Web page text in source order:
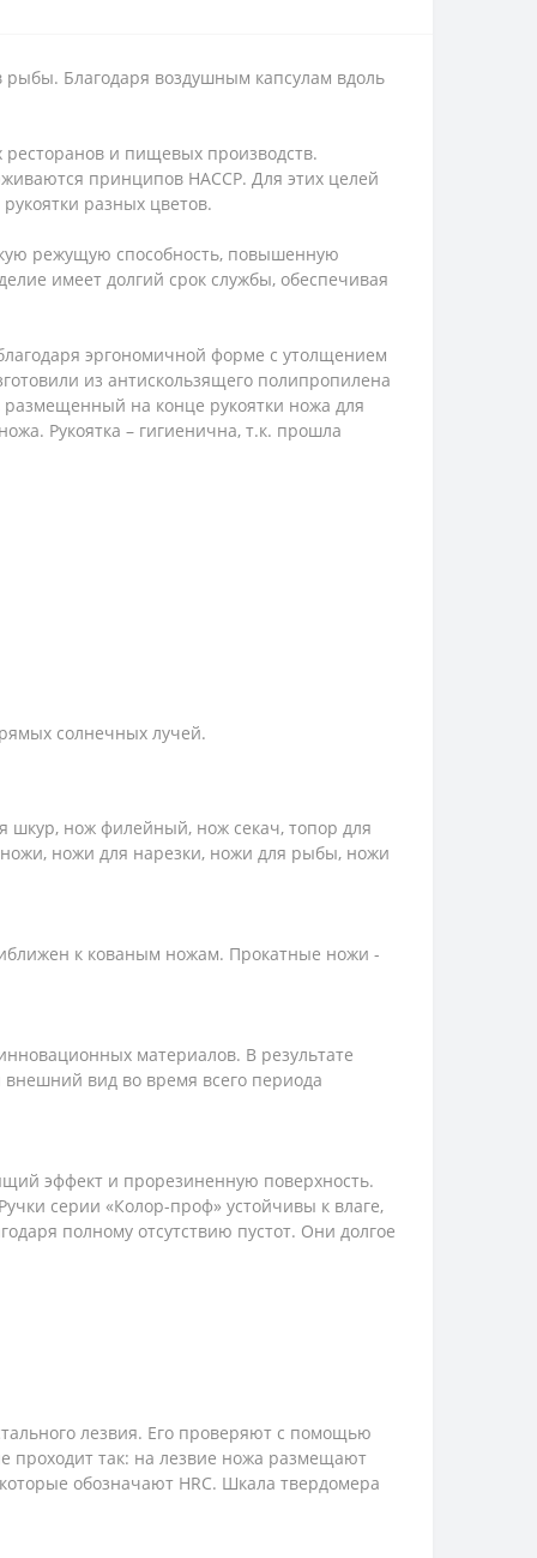
рыбы. Благодаря воздушным капсулам вдоль
и пищевых производств.
принципов HACCP. Для этих целей
разных цветов.
режущую способность, повышенную
имеет долгий срок службы, обеспечивая
эргономичной форме с утолщением
из антискользящего полипропилена
на конце рукоятки ножа для
Рукоятка – гигиенична, т.к. прошла
солнечных лучей.
шкур, нож филейный, нож секач, топор для
ножи для нарезки, ножи для рыбы, ножи
к кованым ножам. Прокатные ножи -
материалов. В результате
вид во время всего периода
эффект и прорезиненную поверхность.
серии «Колор-проф» устойчивы к влаге,
полному отсутствию пустот. Они долгое
лезвия. Его проверяют с помощью
проходит так: на лезвие ножа размещают
обозначают HRC. Шкала твердомера